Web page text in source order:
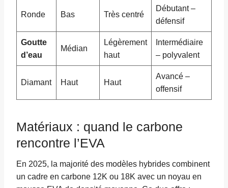
Ronde Bas Très centré
Débutant –
défensif
Goutte
d’eau
Médian
Légèrement
haut
Intermédiaire
– polyvalent
Diamant Haut Haut
Avancé –
offensif
Matériaux : quand le carbone
rencontre l’EVA
En 2025, la majorité des modèles hybrides combinent
un cadre en carbone 12K ou 18K avec un noyau en